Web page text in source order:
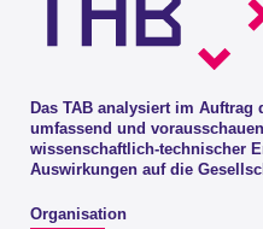
Das TAB analysiert im Auftrag
umfassend und
wissenschaftlich-technischer
Auswirkungen auf die
Organisation